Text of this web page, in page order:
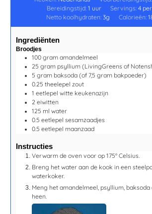
Bereidingstijd: 1 uur Servings: 4
Netto koolhydraten:3g Calorieën:
Ingrediënten
Broodjes
100 gramamandelmeel
25 gram psyllium (LivingGreens of
5 gram baksoda (of 7,5 gram bakpoeder)
0.25 theelepel zout
1 eetlepel witte keukenazijn
2 eiwitten
125 ml water
0.5 eetlepel sesamzaadjes
0.5 eetlepel maanzaad
Instructies
Verwarm de oven voor op 175° Celsius.
Breng het water aan de kook in een
waterkoker.
Meng het amandelmeel, psyllium,
heen.